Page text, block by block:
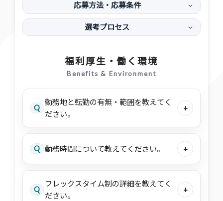
応募方法・応募条件
選考プロセス
福利厚生・働く環境
Benefits & Environment
Q
勤務地と転勤の有無・範囲を教えてく
ださい。
+
Q 勤務時間について教えてください。 +
Q
フレックスタイム制の詳細を教えてく
ださい。
+